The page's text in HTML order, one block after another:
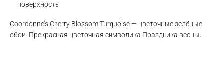
поверхность
Coordonne’s Cherry Blossom Turquoise — цветочные зелёные
обои. Прекрасная цветочная символика Праздника весны.